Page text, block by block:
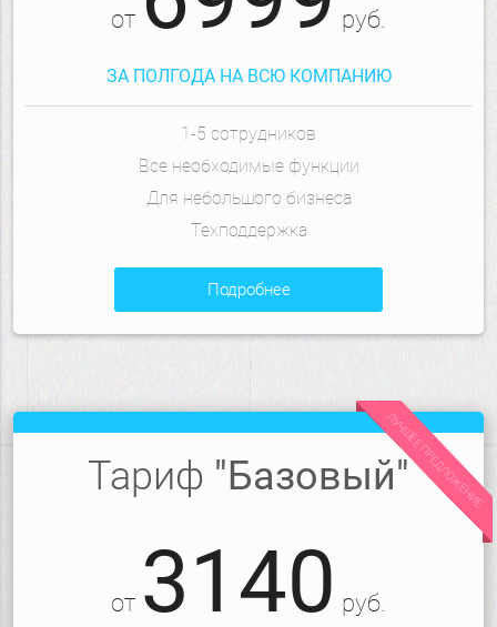
от руб.
ЗА ПОЛГОДА НА ВСЮ КОМПАНИЮ
1-5 сотрудников
Все необходимые функции
Для небольшого бизнеса
Техподдержка
подробнее
Тариф "Базовый"
от 3140 руб.
ЛУЧШЕЕ ПРЕДЛОЖЕНИЕ